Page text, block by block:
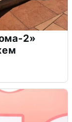
2»